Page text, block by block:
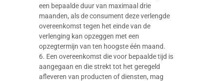
een bepaalde duur van maximaal drie
maanden, als de consument deze verlengde
overeenkomst tegen het einde van de
verlenging kan opzeggen met een
opzegtermijn van ten hoogste één maand.
6. Een overeenkomst die voor bepaalde tijd is
aangegaan en die strekt tot het geregeld
afleveren van producten of diensten, mag